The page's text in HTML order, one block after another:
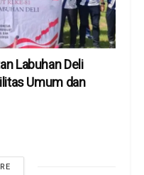
Labuhan Deli
Umum dan